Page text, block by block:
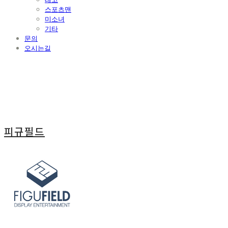
스포츠맨
미소녀
기타
문의
오시는길
피규필드